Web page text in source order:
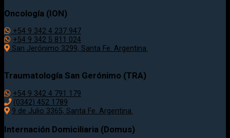
Oncología (ION)
+54 9 342 4 237 947
+54 9 342 5 811 024
San Jerónimo 3299, Santa Fe. Argentina.
Traumatología San Gerónimo (TRA)
+54 9 342 4 791 179
(0342) 452 1789
9 de Julio 3365, Santa Fe. Argentina.
Internación Domiciliaria (Domus)